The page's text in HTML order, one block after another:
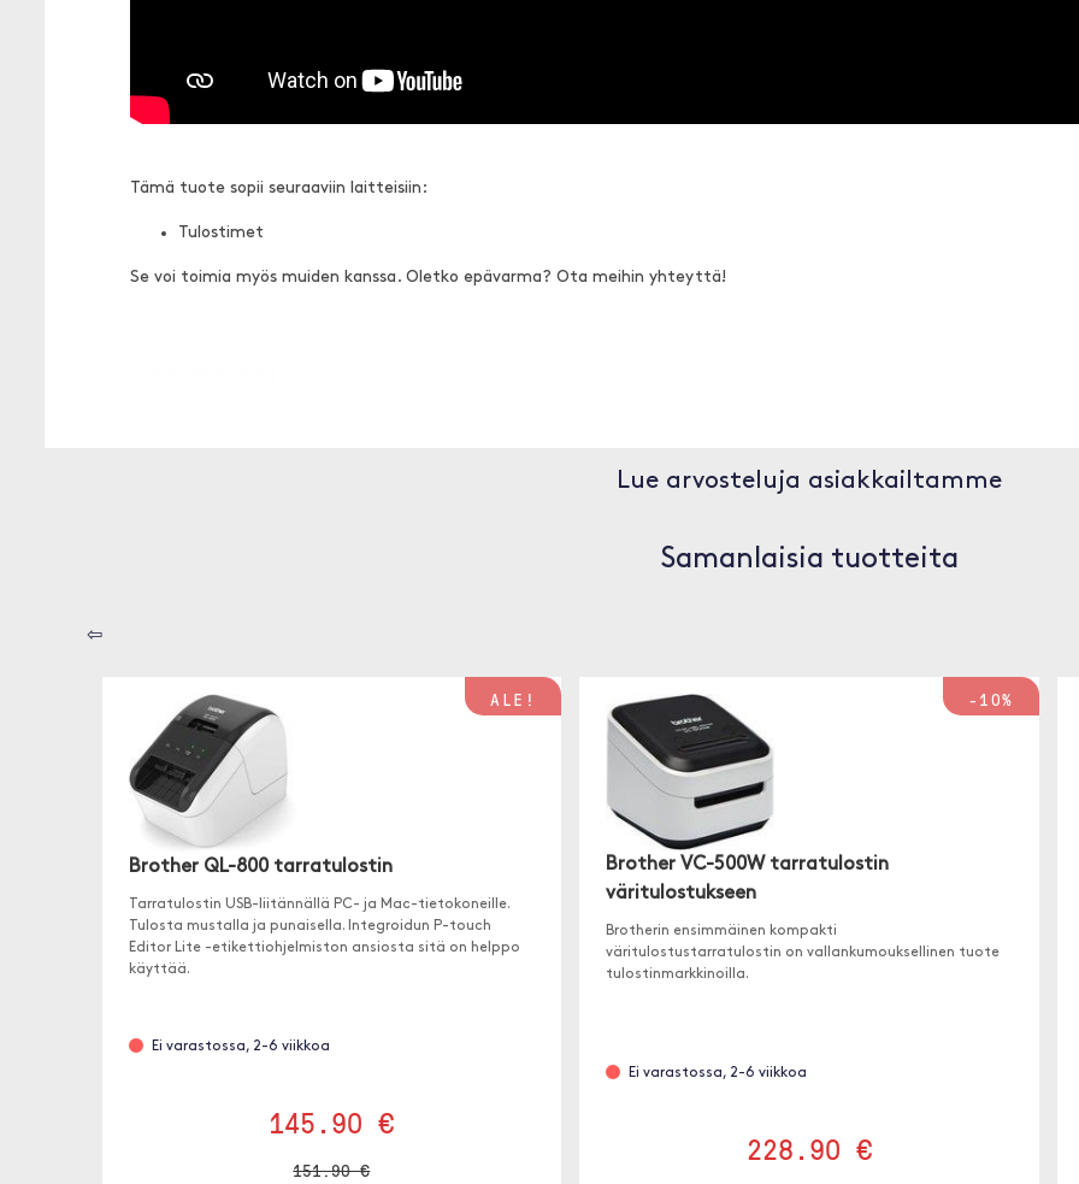
Tämä tuote sopii seuraaviin laitteisiin:
Tulostimet
Se voi toimia myös muiden kanssa. Oletko epävarma? Ota meihin yhteyttä!
Lue arvosteluja asiakkailtamme
Samanlaisia tuotteita
⇦
ALE!
Brother QL-800 tarratulostin
Tarratulostin USB-liitännällä PC- ja Mac-tietokoneille.
Tulosta mustalla ja punaisella. Integroidun P-touch
Editor Lite -etikettiohjelmiston ansiosta sitä on helppo
käyttää.
Ei varastossa, 2-6 viikkoa
145.90 €
151.90 €
-10%
Brother VC-500W tarratulostin
väritulostukseen
Brotherin ensimmäinen kompakti
väritulostustarratulostin on vallankumouksellinen tuote
tulostinmarkkinoilla.
Ei varastossa, 2-6 viikkoa
228.90 €